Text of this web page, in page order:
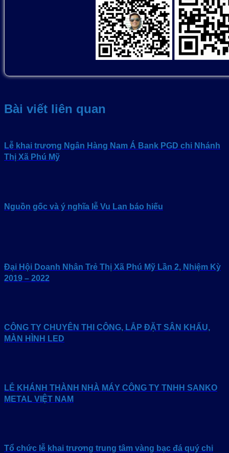
Bài viết liên quan
Lễ khai trương Ngân Hàng Nam Á Bank PGD chi Nhánh
Thị Xã Phú Mỹ
Nguồn gốc và ý nghĩa lễ Vu Lan báo hiếu
Đại Hội Doanh Nhân Trẻ Thị Xã Phú Mỹ Lần 2, Nhiệm Kỳ
2019 – 2022
CÔNG TY CHUYÊN THI CÔNG, LẮP ĐẶT SÂN KHẤU,
MÀN HÌNH LED
LỄ KHÁNH THÀNH NHÀ MÁY CÔNG TY TNHH SANKO
METAL VIỆT NAM
Tổ chức lễ khai trương trung tâm vàng bạc đá quý chi